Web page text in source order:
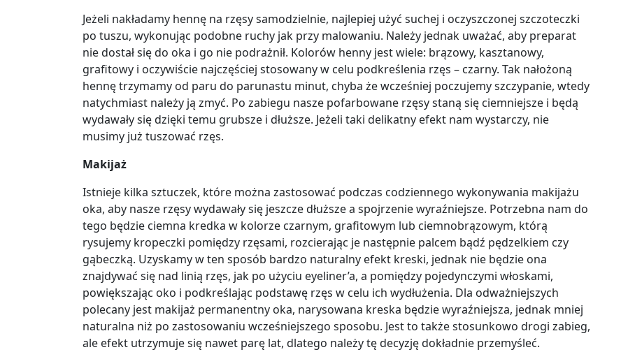
Jeżeli nakładamy hennę na rzęsy samodzielnie, najlepiej użyć suchej i oczyszczonej szczoteczki
po tuszu, wykonując podobne ruchy jak przy malowaniu. Należy jednak uważać, aby preparat
nie dostał się do oka i go nie podrażnił. Kolorów henny jest wiele: brązowy, kasztanowy,
grafitowy i oczywiście najczęściej stosowany w celu podkreślenia rzęs – czarny. Tak nałożoną
hennę trzymamy od paru do parunastu minut, chyba że wcześniej poczujemy szczypanie, wtedy
natychmiast należy ją zmyć. Po zabiegu nasze pofarbowane rzęsy staną się ciemniejsze i będą
wydawały się dzięki temu grubsze i dłuższe. Jeżeli taki delikatny efekt nam wystarczy, nie
musimy już tuszować rzęs.
Makijaż
Istnieje kilka sztuczek, które można zastosować podczas codziennego wykonywania makijażu
oka, aby nasze rzęsy wydawały się jeszcze dłuższe a spojrzenie wyraźniejsze. Potrzebna nam do
tego będzie ciemna kredka w kolorze czarnym, grafitowym lub ciemnobrązowym, którą
rysujemy kropeczki pomiędzy rzęsami, rozcierając je następnie palcem bądź pędzelkiem czy
gąbeczką. Uzyskamy w ten sposób bardzo naturalny efekt kreski, jednak nie będzie ona
znajdywać się nad linią rzęs, jak po użyciu eyeliner’a, a pomiędzy pojedynczymi włoskami,
powiększając oko i podkreślając podstawę rzęs w celu ich wydłużenia. Dla odważniejszych
polecany jest makijaż permanentny oka, narysowana kreska będzie wyraźniejsza, jednak mniej
naturalna niż po zastosowaniu wcześniejszego sposobu. Jest to także stosunkowo drogi zabieg,
ale efekt utrzymuje się nawet parę lat, dlatego należy tę decyzję dokładnie przemyśleć.